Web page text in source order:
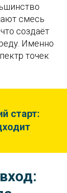
смесь
создаёт
Именно
точек
старт: